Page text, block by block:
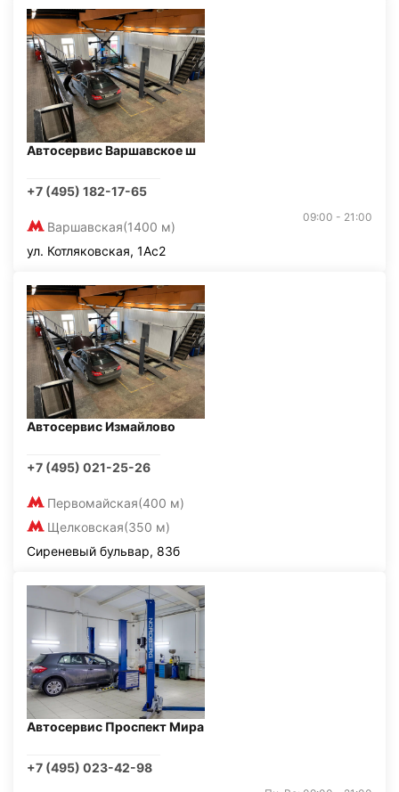
Автосервис Варшавское ш
+7 (495) 182-17-65
Варшавская(1400 м)
09:00 - 21:00
ул. Котляковская, 1Ас2
Автосервис Измайлово
+7 (495) 021-25-26
Первомайская(400 м)
Щелковская(350 м)
Сиреневый бульвар, 83б
Автосервис Проспект Мира
+7 (495) 023-42-98